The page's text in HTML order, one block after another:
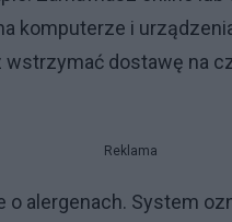
komputerze i
dostawę na
Reklama
alergenach. System